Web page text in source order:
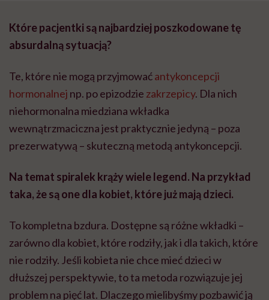
Które pacjentki są najbardziej poszkodowane tę
absurdalną sytuacją?
Te, które nie mogą przyjmowaćantykoncepcji
hormonalnej np. po epizodzie zakrzepicy. Dla nich
niehormonalna miedziana wkładka
wewnątrzmaciczna jest praktycznie jedyną – poza
prezerwatywą – skuteczną metodą antykoncepcji.
Na temat spiralek krąży wiele legend. Na przykład
taka, że są one dla kobiet, które już mają dzieci.
To kompletna bzdura. Dostępne są różne wkładki –
zarówno dla kobiet, które rodziły, jak i dla takich, które
nie rodziły. Jeśli kobieta nie chce mieć dzieci w
dłuższej perspektywie, to ta metoda rozwiązuje jej
problem na pięć lat. Dlaczego mielibyśmy pozbawić ją